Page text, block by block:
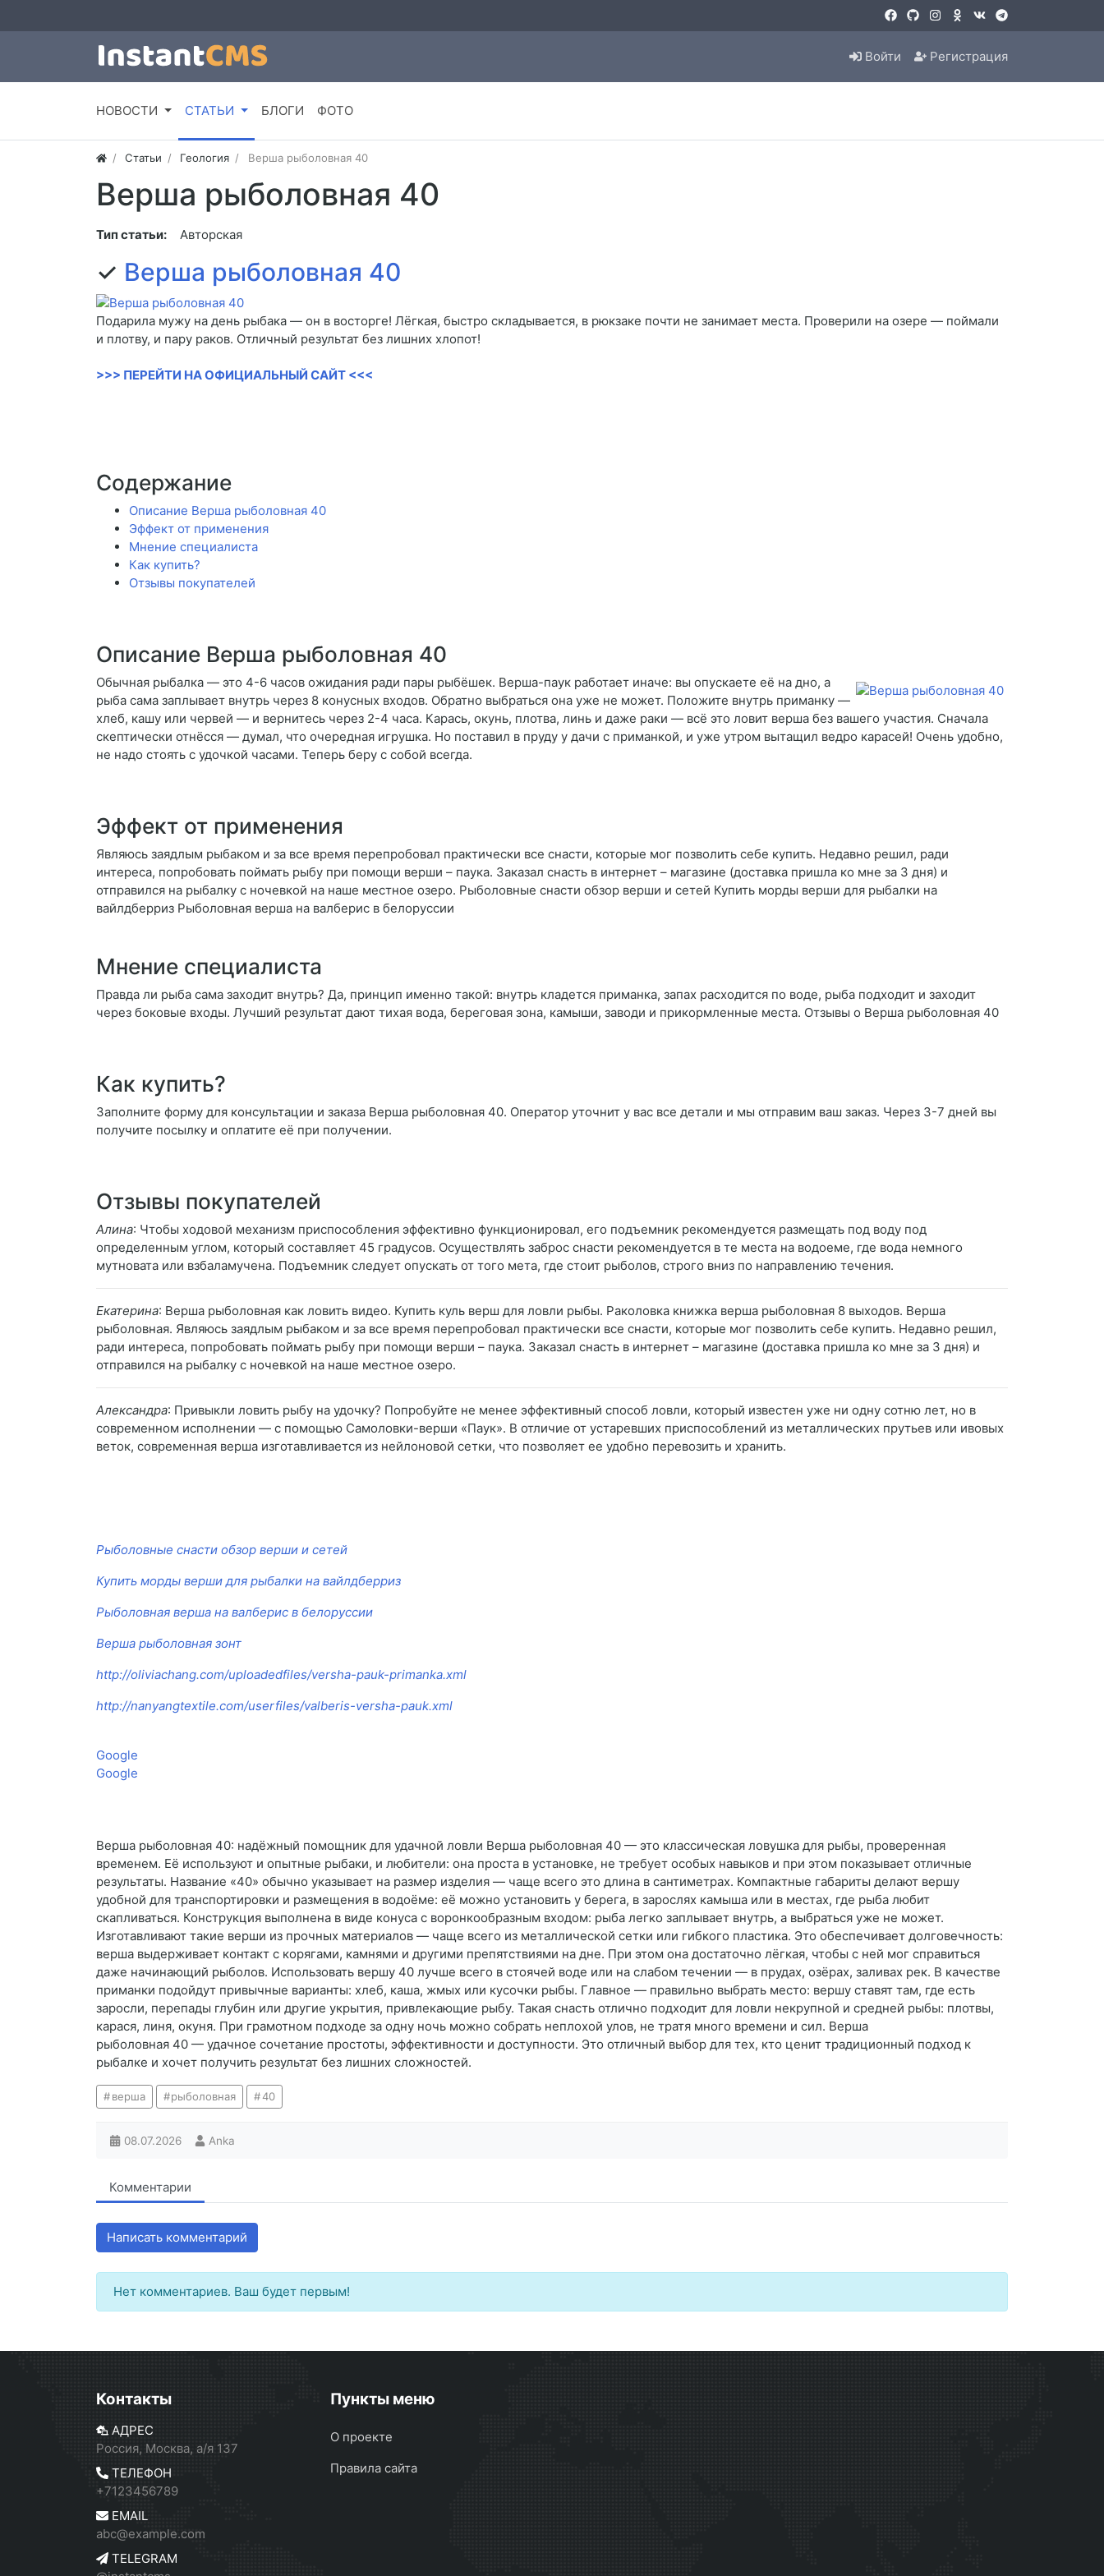
Войти Регистрация
НОВОСТИ СТАТЬИ БЛОГИ ФОТО
Статьи Геология Верша рыболовная 40
Верша рыболовная 40
Тип статьи: Авторская
✓ Верша рыболовная 40
Подарила мужу на день рыбака — он в восторге! Лёгкая, быстро складывается, в рюкзаке почти не занимает места. Проверили на озере — поймали
и плотву, и пару раков. Отличный результат без лишних хлопот!
>>> ПЕРЕЙТИ НА ОФИЦИАЛЬНЫЙ САЙТ <<<
Содержание
Описание Верша рыболовная 40
Эффект от применения
Мнение специалиста
Как купить?
Отзывы покупателей
Описание Верша рыболовная 40
Обычная рыбалка — это 4-6 часов ожидания ради пары рыбёшек. Верша-паук работает иначе: вы опускаете её на дно, а
рыба сама заплывает внутрь через 8 конусных входов. Обратно выбраться она уже не может. Положите внутрь приманку —
хлеб, кашу или червей — и вернитесь через 2-4 часа. Карась, окунь, плотва, линь и даже раки — всё это ловит верша без вашего участия. Сначала
скептически отнёсся — думал, что очередная игрушка. Но поставил в пруду у дачи с приманкой, и уже утром вытащил ведро карасей! Очень удобно,
не надо стоять с удочкой часами. Теперь беру с собой всегда.
Эффект от применения
Являюсь заядлым рыбаком и за все время перепробовал практически все снасти, которые мог позволить себе купить. Недавно решил, ради
интереса, попробовать поймать рыбу при помощи верши – паука. Заказал снасть в интернет – магазине (доставка пришла ко мне за 3 дня) и
отправился на рыбалку с ночевкой на наше местное озеро. Рыболовные снасти обзор верши и сетей Купить морды верши для рыбалки на
вайлдберриз Рыболовная верша на валберис в белоруссии
Мнение специалиста
Правда ли рыба сама заходит внутрь? Да, принцип именно такой: внутрь кладется приманка, запах расходится по воде, рыба подходит и заходит
через боковые входы. Лучший результат дают тихая вода, береговая зона, камыши, заводи и прикормленные места. Отзывы о Верша рыболовная 40
Как купить?
Заполните форму для консультации и заказа Верша рыболовная 40. Оператор уточнит у вас все детали и мы отправим ваш заказ. Через 3-7 дней вы
получите посылку и оплатите её при получении.
Отзывы покупателей
Алина: Чтобы ходовой механизм приспособления эффективно функционировал, его подъемник рекомендуется размещать под воду под
определенным углом, который составляет 45 градусов. Осуществлять заброс снасти рекомендуется в те места на водоеме, где вода немного
мутновата или взбаламучена. Подъемник следует опускать от того мета, где стоит рыболов, строго вниз по направлению течения.
Екатерина: Верша рыболовная как ловить видео. Купить куль верш для ловли рыбы. Раколовка книжка верша рыболовная 8 выходов. Верша
рыболовная. Являюсь заядлым рыбаком и за все время перепробовал практически все снасти, которые мог позволить себе купить. Недавно решил,
ради интереса, попробовать поймать рыбу при помощи верши – паука. Заказал снасть в интернет – магазине (доставка пришла ко мне за 3 дня) и
отправился на рыбалку с ночевкой на наше местное озеро.
Александра: Привыкли ловить рыбу на удочку? Попробуйте не менее эффективный способ ловли, который известен уже ни одну сотню лет, но в
современном исполнении — с помощью Самоловки-верши «Паук». В отличие от устаревших приспособлений из металлических прутьев или ивовых
веток, современная верша изготавливается из нейлоновой сетки, что позволяет ее удобно перевозить и хранить.
Рыболовные снасти обзор верши и сетей
Купить морды верши для рыбалки на вайлдберриз
Рыболовная верша на валберис в белоруссии
Верша рыболовная зонт
http://oliviachang.com/uploadedfiles/versha-pauk-primanka.xml
http://nanyangtextile.com/userfiles/valberis-versha-pauk.xml
Google
Google
Верша рыболовная 40: надёжный помощник для удачной ловли Верша рыболовная 40 — это классическая ловушка для рыбы, проверенная
временем. Её используют и опытные рыбаки, и любители: она проста в установке, не требует особых навыков и при этом показывает отличные
результаты. Название «40» обычно указывает на размер изделия — чаще всего это длина в сантиметрах. Компактные габариты делают вершу
удобной для транспортировки и размещения в водоёме: её можно установить у берега, в зарослях камыша или в местах, где рыба любит
скапливаться. Конструкция выполнена в виде конуса с воронкообразным входом: рыба легко заплывает внутрь, а выбраться уже не может.
Изготавливают такие верши из прочных материалов — чаще всего из металлической сетки или гибкого пластика. Это обеспечивает долговечность:
верша выдерживает контакт с корягами, камнями и другими препятствиями на дне. При этом она достаточно лёгкая, чтобы с ней мог справиться
даже начинающий рыболов. Использовать вершу 40 лучше всего в стоячей воде или на слабом течении — в прудах, озёрах, заливах рек. В качестве
приманки подойдут привычные варианты: хлеб, каша, жмых или кусочки рыбы. Главное — правильно выбрать место: вершу ставят там, где есть
заросли, перепады глубин или другие укрытия, привлекающие рыбу. Такая снасть отлично подходит для ловли некрупной и средней рыбы: плотвы,
карася, линя, окуня. При грамотном подходе за одну ночь можно собрать неплохой улов, не тратя много времени и сил. Верша
рыболовная 40 — удачное сочетание простоты, эффективности и доступности. Это отличный выбор для тех, кто ценит традиционный подход к
рыбалке и хочет получить результат без лишних сложностей.
верша рыболовная 40
08.07.2026 Anka
Комментарии
Написать комментарий
Нет комментариев. Ваш будет первым!
Контакты
АДРЕС
Россия, Москва, а/я 137
ТЕЛЕФОН
+7123456789
EMAIL
abc@example.com
TELEGRAM
Пункты меню
О проекте
Правила сайта